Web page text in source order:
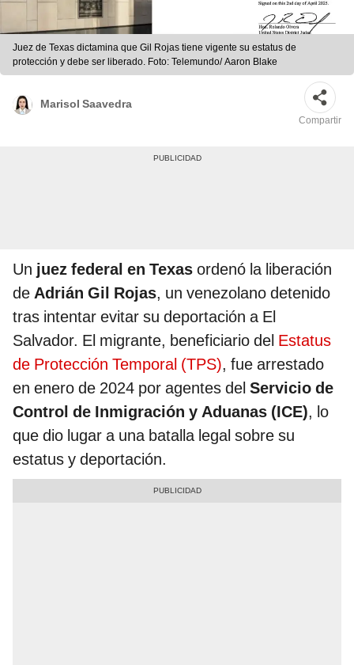
Juez de Texas dictamina que Gil Rojas tiene vigente su estatus de
protección y debe ser liberado. Foto: Telemundo/ Aaron Blake
Marisol Saavedra
Compartir
Un juez federal en Texas ordenó la liberación
de Adrián Gil Rojas, un venezolano detenido
tras intentar evitar su deportación a El
Salvador. El migrante, beneficiario del Estatus
de Protección Temporal (TPS), fue arrestado
en enero de 2024 por agentes del Servicio de
Control de Inmigración y Aduanas (ICE), lo
que dio lugar a una batalla legal sobre su
estatus y deportación.